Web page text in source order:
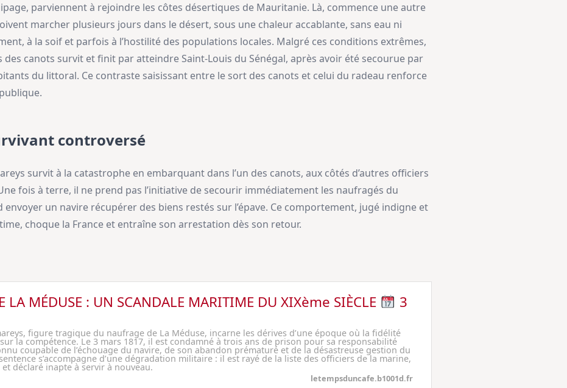
parviennent à rejoindre les côtes désertiques de Mauritanie. Là, commence une autre
marcher plusieurs jours dans le désert, sous une chaleur accablante, sans eau ni
à la soif et parfois à l’hostilité des populations locales. Malgré ces conditions extrêmes,
canots survit et finit par atteindre Saint-Louis du Sénégal, après avoir été secourue par
du littoral. Ce contraste saisissant entre le sort des canots et celui du radeau renforce
controversé
survit à la catastrophe en embarquant dans l’un des canots, aux côtés d’autres officiers
fois à terre, il ne prend pas l’initiative de secourir immédiatement les naufragés du
envoyer un navire récupérer des biens restés sur l’épave. Ce comportement, jugé indigne et
choque la France et entraîne son arrestation dès son retour.
LA MÉDUSE : UN SCANDALE MARITIME DU XIXème SIÈCLE
3
figure tragique du naufrage de La Méduse, incarne les dérives d’une époque où la fidélité
la compétence. Le 3 mars 1817, il est condamné à trois ans de prison pour sa responsabilité
coupable de l’échouage du navire, de son abandon prématuré et de la désastreuse gestion du
s’accompagne d’une dégradation militaire : il est rayé de la liste des officiers de la marine,
déclaré inapte à servir à nouveau.
letempsduncafe.b1001d.fr